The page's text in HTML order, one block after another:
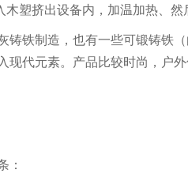
木塑挤出设备内，加温加热、
铸铁制造，也有一些可锻铸铁
现代元素。产品比较时尚，户外
：